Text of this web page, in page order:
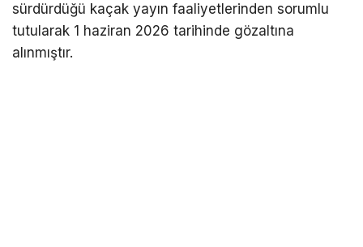
sürdürdüğü kaçak yayın faaliyetlerinden sorumlu
tutularak 1 haziran 2026 tarihinde gözaltına
alınmıştır.